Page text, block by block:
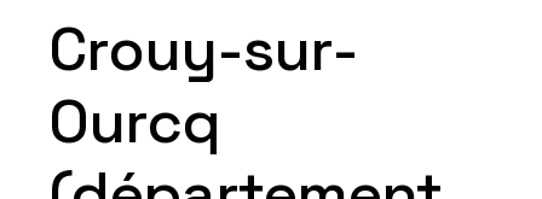
Crouy-sur-
Ourcq